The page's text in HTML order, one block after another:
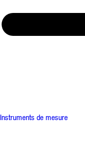
Instruments de mesure